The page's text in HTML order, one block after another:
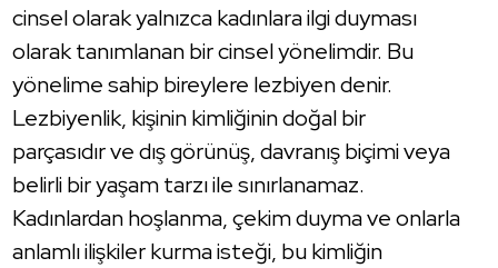
cinsel olarak yalnızca kadınlara ilgi duyması
olarak tanımlanan bir cinsel yönelimdir. Bu
yönelime sahip bireylere lezbiyen denir.
Lezbiyenlik, kişinin kimliğinin doğal bir
parçasıdır ve dış görünüş, davranış biçimi veya
belirli bir yaşam tarzı ile sınırlanamaz.
Kadınlardan hoşlanma, çekim duyma ve onlarla
anlamlı ilişkiler kurma isteği, bu kimliğin